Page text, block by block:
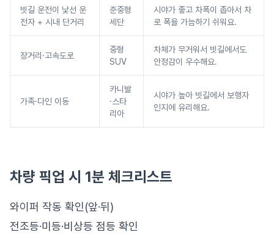
빗길 운전이 낯선 운
전자 + 시내 단거리
준중형
세단
시야가 좋고 차폭이 좁아서 차
로 폭을 가늠하기 쉬워요.
장거리·고속도로
중형
SUV
차체가 무거워서 빗길에서도
안정감이 우수해요.
가족·다인 이동
카니발
·스타
리아
시야가 높아 빗길에서 보행자
인지에 유리해요.
차량 픽업 시 1분 체크리스트
와이퍼 작동 확인(앞·뒤)
전조등·미등·비상등 점등 확인